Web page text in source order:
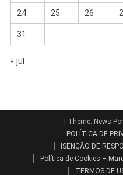
24 25 26
31
« jul
| Theme: News
POLÍTICA DE
ISENÇÃO DE
Política de Cookies –
TERMOS DE